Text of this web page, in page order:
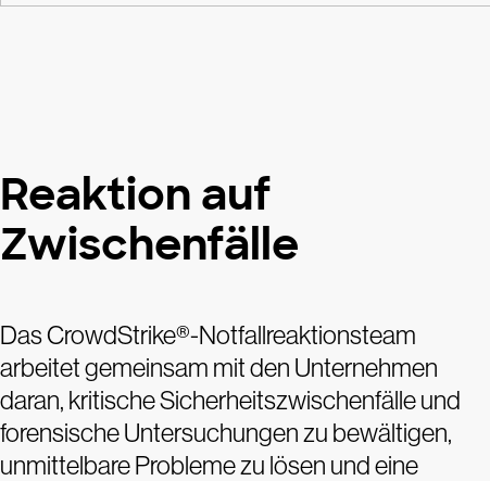
Reaktion auf
Zwischenfälle
Das CrowdStrike®-Notfallreaktionsteam
arbeitet gemeinsam mit den Unternehmen
daran, kritische Sicherheitszwischenfälle und
forensische Untersuchungen zu bewältigen,
unmittelbare Probleme zu lösen und eine